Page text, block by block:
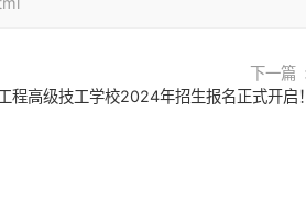
下一篇
程高级技工学校2024年招生报名正式开启！